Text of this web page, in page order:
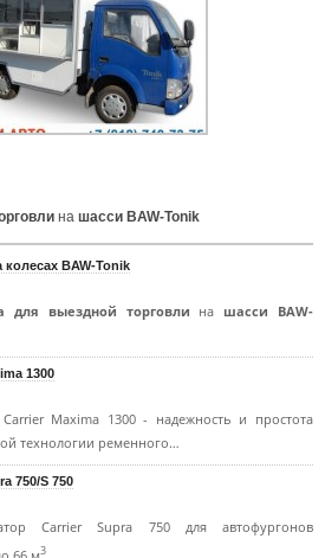
на шасси BAW-Tonik
колесах BAW-Tonik
для выездной торговли на шасси BAW-
1300
Carrier Maxima 1300 - надежность и простота
технологии ременного…
750/S 750
Carrier Supra 750 для автофургонов
66 м3